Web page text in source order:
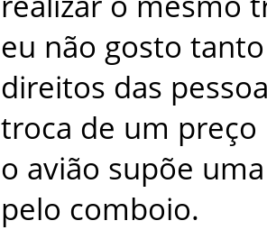
eu não gosto tanto
direitos das
troca de um preço
o avião supõe uma
pelo comboio.